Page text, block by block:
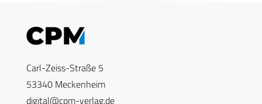
Carl-Zeiss-Straße 5
53340 Meckenheim
digital@cpm-verlag.de